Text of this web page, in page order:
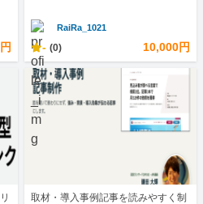
RaiRa_1021
- (0) 10,000円
取材・導入事例記事を読みやすく制